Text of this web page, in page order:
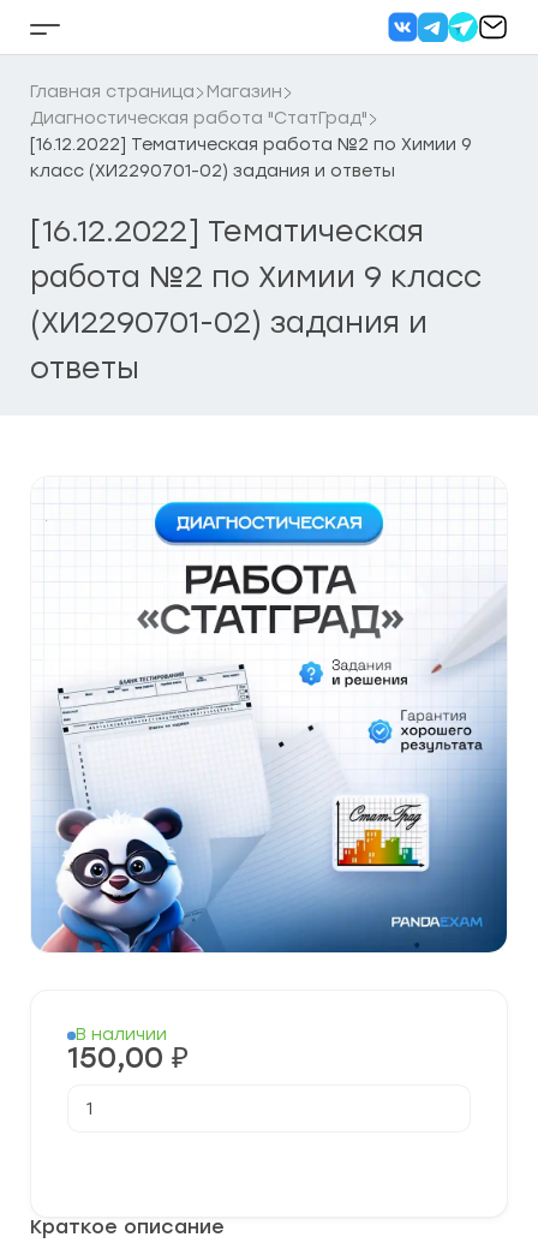
Кнопка
бокового
меню
Главная страница
Магазин
Диагностическая работа "СтатГрад"
[16.12.2022] Тематическая работа №2 по Химии 9
класс (ХИ2290701-02) задания и ответы
[16.12.2022] Тематическая
работа №2 по Химии 9 класс
(ХИ2290701-02) задания и
ответы
Краткое описание
В наличии
150,00 ₽
товара
Химии